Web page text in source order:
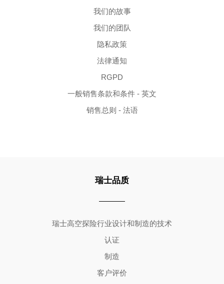
我们的故事
我们的团队
隐私政策
法律通知
RGPD
一般销售条款和条件 - 英文
销售总则 - 法语
瑞士品质
瑞士高空探险行业设计和制造的技术
认证
制造
客户评价